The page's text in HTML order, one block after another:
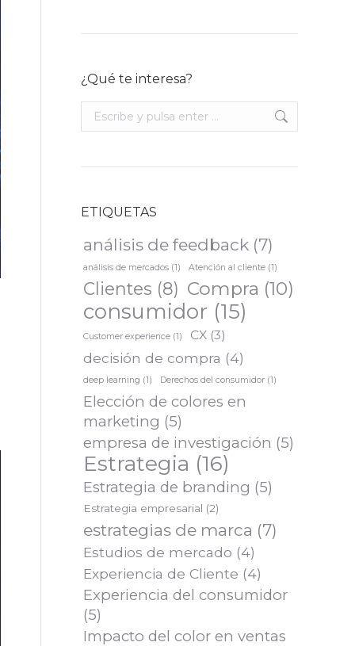
¿Qué te interesa?
Buscar:
ETIQUETAS
análisis de feedback (7)
análisis de mercados (1) Atención al cliente (1)
Clientes (8) Compra (10)
consumidor (15)
Customer experience (1) CX (3)
decisión de compra (4)
deep learning (1) Derechos del consumidor (1)
Elección de colores en
marketing (5)
empresa de investigación (5)
Estrategia (16)
Estrategia de branding (5)
Estrategia empresarial (2)
estrategias de marca (7)
Estudios de mercado (4)
Experiencia de Cliente (4)
Experiencia del consumidor
(5)
Impacto del color en ventas